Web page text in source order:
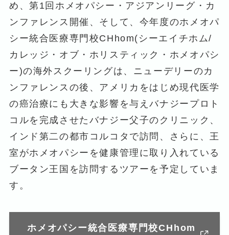
め、第1回ホメオパシー・アジアンリーグ・カ
ンファレンス開催、そして、今年度のホメオパ
シー統合医療専門校CHhom(シーエイチホム/
カレッジ・オブ・ホリスティック・ホメオパシ
ー)の海外スクーリングは、ニューデリーのカ
ンファレンスの後、アメリカをはじめ現代医学
の癌治療にも大きな影響を与えバナジープロト
コルを完成させたバナジー父子のクリニック、
インド第二の都市コルコタで訪問、さらに、王
室がホメオパシーを健康管理に取り入れている
ブータン王国を訪問するツアーを予定していま
す。
ホメオパシー統合医療専門校CHhom